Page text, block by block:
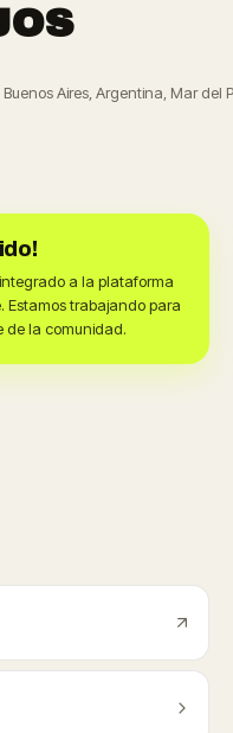
Aires, Argentina, Mar del
a la plataforma
Estamos trabajando para
de la comunidad.